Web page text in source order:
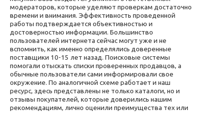
модераторов, которые уделяют проверкам достаточно
времени и внимания. Эффективность проведенной
работы подтверждается объективностью и
достоверностью информации. Большинство
пользователей интернета сейчас могут уже и не
вспомнить, как именно определялись доверенные
поставщики 10-15 лет назад. Поисковые системы
помогали отыскать списки проверенных продавцов, а
обычные пользователи сами информировали свое
окружение. По аналогичной схеме работает и наш
ресурс, здесь представлены не только каталоги, но и
отзывы покупателей, которые доверились нашим
рекомендациям, лично оценили преимущества тех или